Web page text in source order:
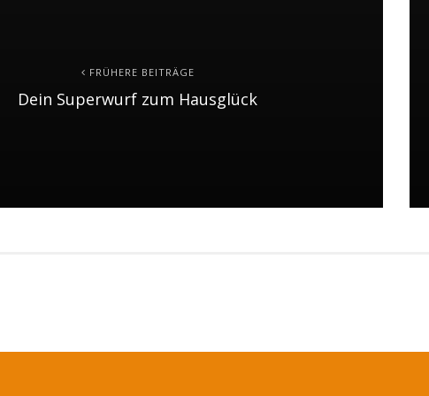
FRÜHERE BEITRÄGE
Dein Superwurf zum Hausglück